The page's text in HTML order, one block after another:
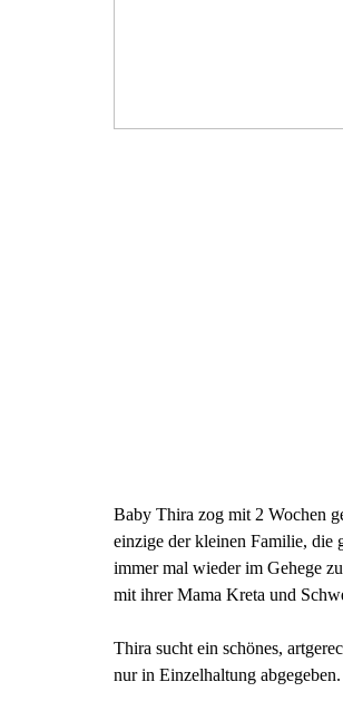
Baby Thira zog mit 2 Wochen
einzige der kleinen Familie, die
immer mal wieder im Gehege
mit ihrer Mama Kreta und
Thira sucht ein schönes,
nur in Einzelhaltung